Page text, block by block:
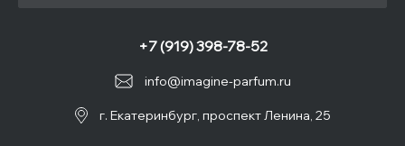
info@imagine-parfum.ru
+7 (919) 398-78-52
г. Екатеринбург, проспект Ленина, 25